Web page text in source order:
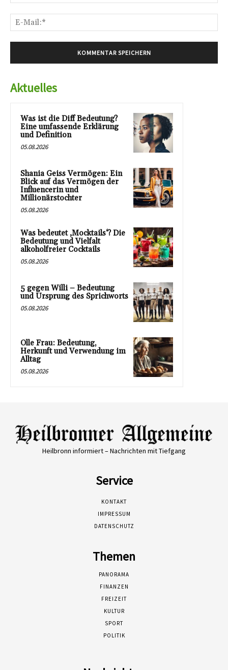
Aktuelles
Was ist die Diff Bedeutung?
Eine umfassende Erklärung
und Definition
05.08.2026
Shania Geiss Vermögen: Ein
Blick auf das Vermögen der
Influencerin und
Millionärstochter
05.08.2026
Was bedeutet ‚Mocktails‘? Die
Bedeutung und Vielfalt
alkoholfreier Cocktails
05.08.2026
5 gegen Willi – Bedeutung
und Ursprung des Sprichworts
05.08.2026
Olle Frau: Bedeutung,
Herkunft und Verwendung im
Alltag
05.08.2026
Heilbronn informiert – Nachrichten mit Tiefgang
Service
KONTAKT
IMPRESSUM
DATENSCHUTZ
Themen
PANORAMA
FINANZEN
FREIZEIT
KULTUR
SPORT
POLITIK